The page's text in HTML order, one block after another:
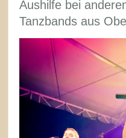
Aushilfe bei
Tanzbands aus